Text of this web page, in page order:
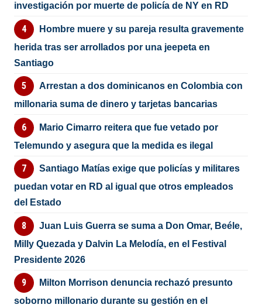
investigación por muerte de policía de NY en RD
Hombre muere y su pareja resulta gravemente
herida tras ser arrollados por una jeepeta en
Santiago
Arrestan a dos dominicanos en Colombia con
millonaria suma de dinero y tarjetas bancarias
Mario Cimarro reitera que fue vetado por
Telemundo y asegura que la medida es ilegal
Santiago Matías exige que policías y militares
puedan votar en RD al igual que otros empleados
del Estado
Juan Luis Guerra se suma a Don Omar, Beéle,
Milly Quezada y Dalvin La Melodía, en el Festival
Presidente 2026
Milton Morrison denuncia rechazó presunto
soborno millonario durante su gestión en el